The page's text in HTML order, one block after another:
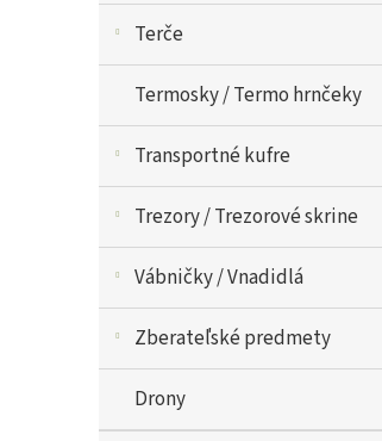
Terče
Termosky / Termo hrnčeky
Transportné kufre
Trezory / Trezorové skrine
Vábničky / Vnadidlá
Zberateľské predmety
Drony